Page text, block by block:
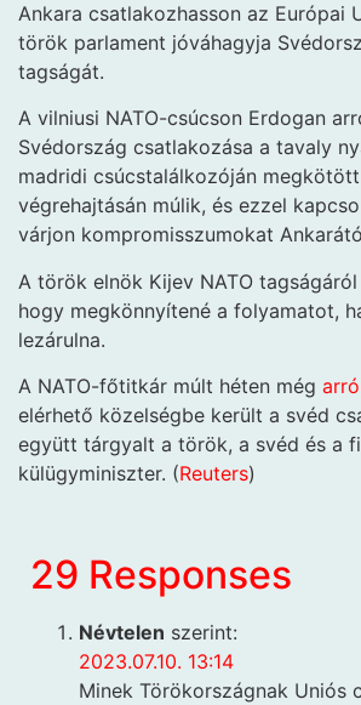
Ankara csatlakozhasson az Európai
török parlament jóváhagyja
tagságát.
A vilniusi NATO-csúcson Erdogan
Svédország csatlakozása a tavaly
madridi csúcstalálkozóján
végrehajtásán múlik, és ezzel
várjon kompromisszumokat
A török elnök Kijev NATO
hogy megkönnyítené a folyamatot,
lezárulna.
A NATO-főtitkár múlt héten még
elérhető közelségbe került a svéd
együtt tárgyalt a török, a svéd és a
külügyminiszter. (Reuters)
29 Responses
Névtelen szerint:
2023.07.10. 13:14
Minek Törökországnak Uniós